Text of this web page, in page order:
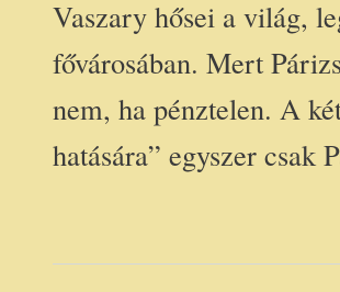
Vaszary hősei a világ,
fővárosában. Mert
nem, ha pénztelen. A
hatására” egyszer csak